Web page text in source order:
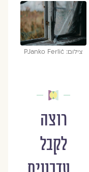
צילום: PJanko Ferlič
רוצה
לקבל